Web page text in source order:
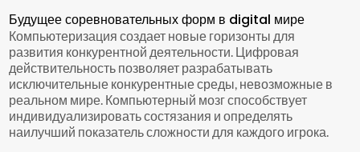
Будущее соревновательных форм в digital мире
Компьютеризация создает новые горизонты для
развития конкурентной деятельности. Цифровая
действительность позволяет разрабатывать
исключительные конкурентные среды, невозможные в
реальном мире. Компьютерный мозг способствует
индивидуализировать состязания и определять
наилучший показатель сложности для каждого игрока.